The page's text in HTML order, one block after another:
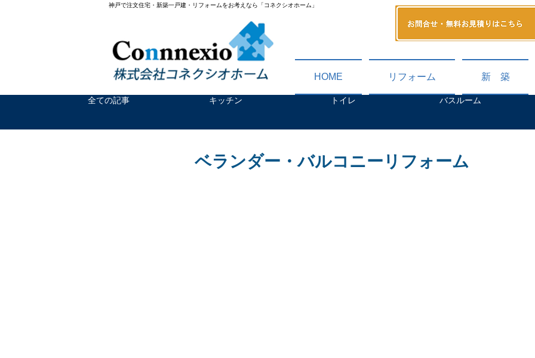
神戸で注文住宅・新築一戸建・リフォームをお考えなら「コネクシオホーム」
HOME リフォーム 新 築
全ての記事 キッチン トイレ バスルーム
ベランダー・バルコニーリフォーム